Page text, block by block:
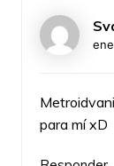
para mí xD